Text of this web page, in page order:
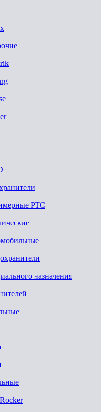
PTC
назначения